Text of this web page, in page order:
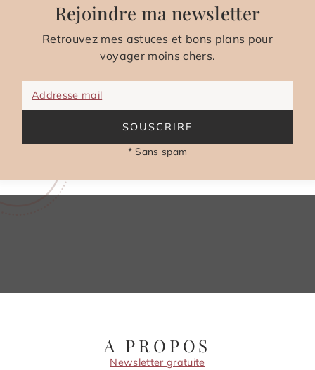
Rejoindre ma newsletter
Retrouvez mes astuces et bons plans pour
voyager moins chers.
Addresse mail
SOUSCRIRE
* Sans spam
A PROPOS
Newsletter gratuite